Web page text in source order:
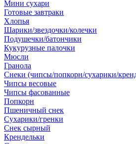
Мини сухари
Готовые завтраки
Хлопья
Шарики/звездочки/колечки
Подушечки/батончики
Кукурузные палочки
Мюсли
Гранола
Снеки (чипсы/попкорн/сухарики/
Чипсы весовые
Чипсы фасованные
Попкорн
Пшеничный снек
Сухарики/гренки
Снек сырный
Крендельки